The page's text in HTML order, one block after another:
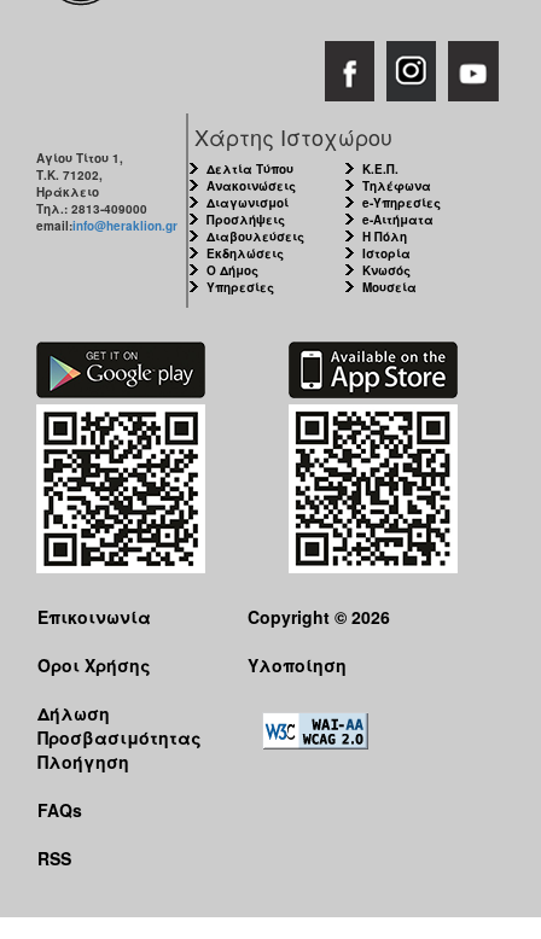
Αγίου Τίτου 1,
Τ.Κ. 71202,
Ηράκλειο
Τηλ.: 2813-409000
email:info@heraklion.gr
Χάρτης Ιστοχώρου
Δελτία Τύπου
Ανακοινώσεις
Διαγωνισμοί
Προσλήψεις
Διαβουλεύσεις
Εκδηλώσεις
Ο Δήμος
Υπηρεσίες
Κ.Ε.Π.
Τηλέφωνα
e-Υπηρεσίες
e-Αιτήματα
Η Πόλη
Ιστορία
Κνωσός
Μουσεία
Επικοινωνία
Όροι Χρήσης
Δήλωση
Προσβασιμότητας
Πλοήγηση
FAQs
RSS
Copyright © 2026
Υλοποίηση